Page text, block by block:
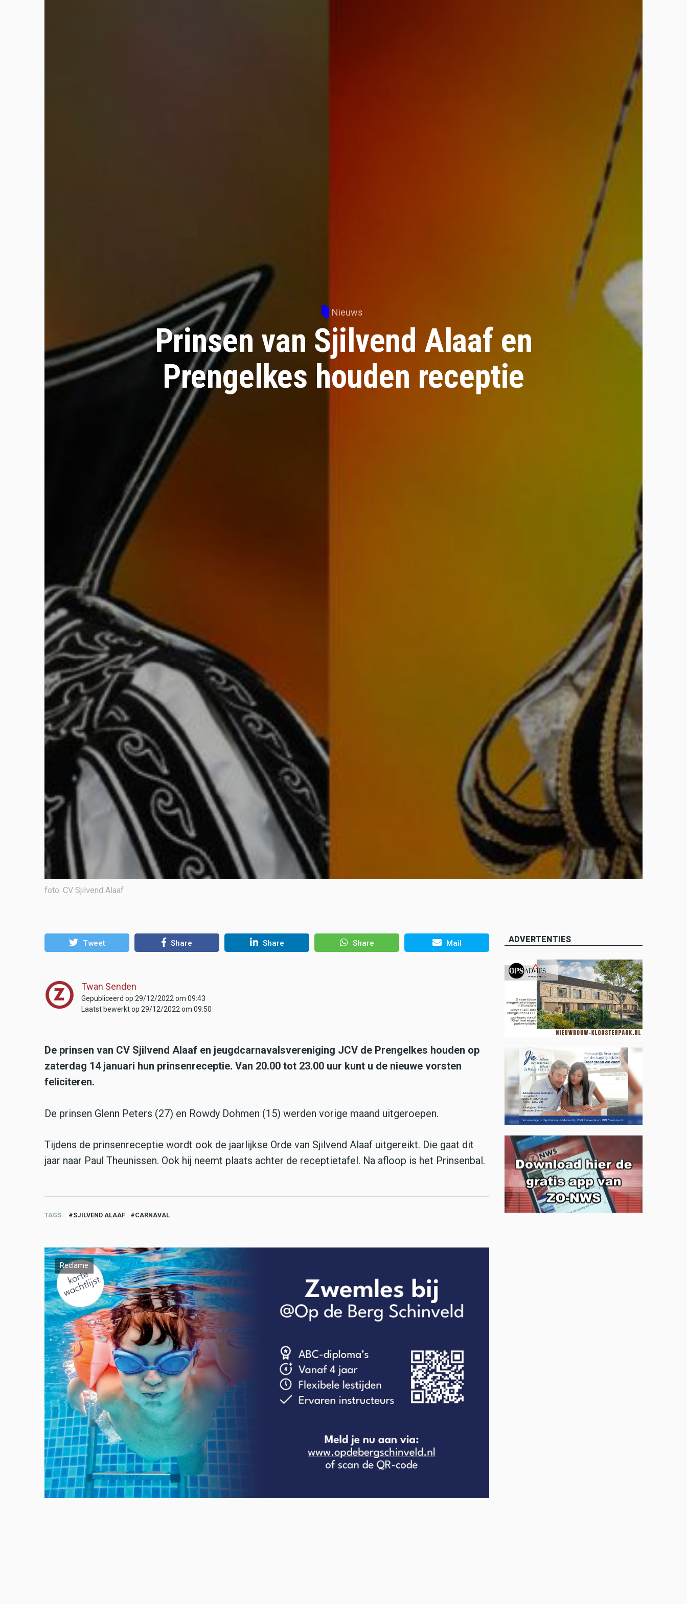
Nieuws
Prinsen van Sjilvend Alaaf en
Prengelkes houden receptie
foto: CV Sjilvend Alaaf
Tweet Share Share Share Mail
Twan Senden
Gepubliceerd op 29/12/2022 om 09:43
Laatst bewerkt op 29/12/2022 om 09:50
De prinsen van CV Sjilvend Alaaf en jeugdcarnavalsvereniging JCV de Prengelkes houden op
zaterdag 14 januari hun prinsenreceptie. Van 20.00 tot 23.00 uur kunt u de nieuwe vorsten
feliciteren.
De prinsen Glenn Peters (27) en Rowdy Dohmen (15) werden vorige maand uitgeroepen.
Tijdens de prinsenreceptie wordt ook de jaarlijkse Orde van Sjilvend Alaaf uitgereikt. Die gaat dit
jaar naar Paul Theunissen. Ook hij neemt plaats achter de receptietafel. Na afloop is het Prinsenbal.
TAGS SJILVEND ALAAF CARNAVAL
Reclame
ADVERTENTIES